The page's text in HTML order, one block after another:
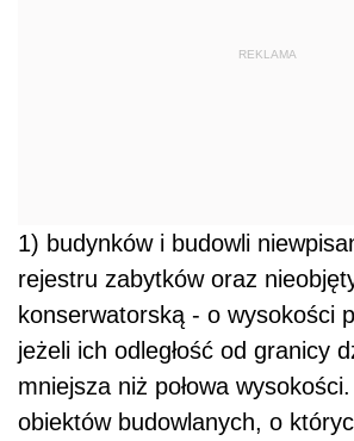
REKLAMA
1) budynków i budowli
rejestru zabytków oraz
konserwatorską - o wysokości
jeżeli ich odległość od granicy
mniejsza niż połowa
obiektów budowlanych, o